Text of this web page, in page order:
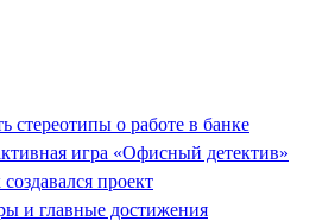
стереотипы о работе в банке
игра «Офисный детектив»
проект
и главные достижения